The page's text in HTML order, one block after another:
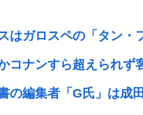
はガロスペの「タン・
コナンすら超えられず
の編集者「G氏」は